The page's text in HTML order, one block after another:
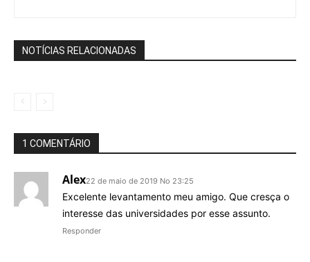
NOTÍCIAS RELACIONADAS
1 COMENTÁRIO
Alex22 de maio de 2019 No 23:25
Excelente levantamento meu amigo. Que cresça o
interesse das universidades por esse assunto.
Responder